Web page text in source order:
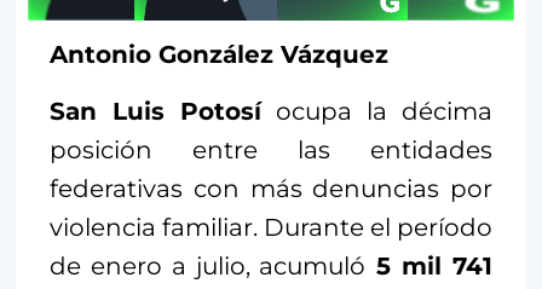
Antonio González Vázquez
San Luis Potosíocupa la décima
posición entre las entidades
federativas con más denuncias por
violencia familiar. Durante el período
de enero a julio, acumuló 5 mil 741